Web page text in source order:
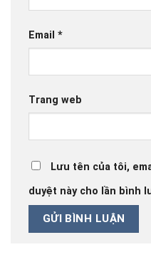
Email *
Trang web
Lưu tên của tôi,
duyệt này cho lần bình